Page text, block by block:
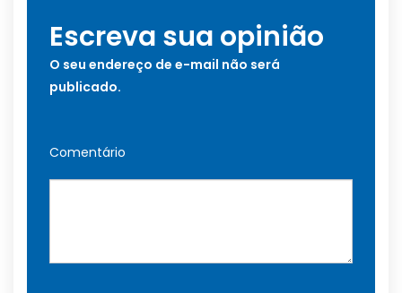
Escreva sua opinião
O seu endereço de e-mail não será
publicado.
Comentário